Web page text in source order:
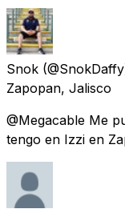
Snok
Zapopan, Jalisco
@Megacable Me
tengo en Izzi en